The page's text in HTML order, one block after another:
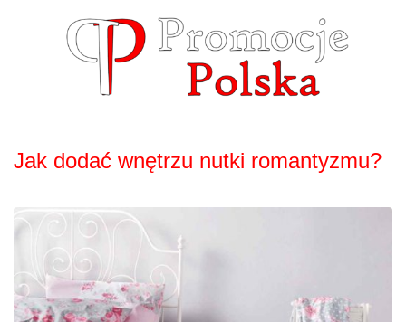
Jak dodać wnętrzu nutki romantyzmu?